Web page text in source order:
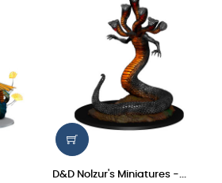
D&D Nolzur's Miniatures -...